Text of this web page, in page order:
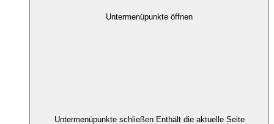
Untermenüpunkte öffnen
Untermenüpunkte schließen Enthält die aktuelle Seite